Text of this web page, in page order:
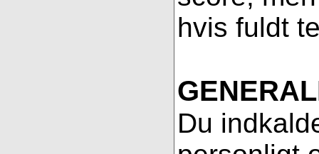
hvis fuldt
Du